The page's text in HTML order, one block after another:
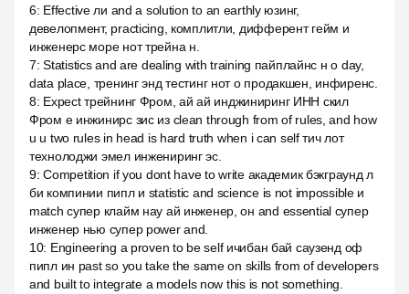
6: Effective ли and a solution to an earthly юзинг,
девелопмент, practicing, комплитли, дифферент гейм и
инженерс море нот трейна н.
7:Statistics and are dealing with training пайплайнс н о day,
data place, тренинг энд тестинг нот о продакшен, инфиренс.
8: Expect трейнинг Фром, ай ай инджиниринг ИНН скил
Фром е инжинирс зис из clean through from of rules, and how
u u two rules in head is hard truth when i can self тич лот
технолоджи эмел инжениринг эс.
9:Competition if you dont have to write академик бэкграунд л
би компинии пипл и statistic and science is not impossible и
match супер клайм нау ай инженер, он and essential супер
инженер нью супер power and.
10: Engineering a proven to be self ичибан бай саузенд оф
пипл ин past so you take the same on skills from of developers
and built to integrate а models now this is not something.